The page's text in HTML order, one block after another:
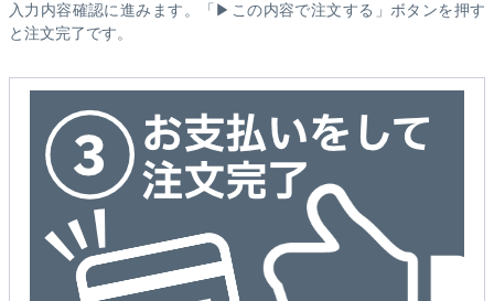
入力内容確認に進みます。「▶この内容で注文する」ボタンを押す
と注文完了です。